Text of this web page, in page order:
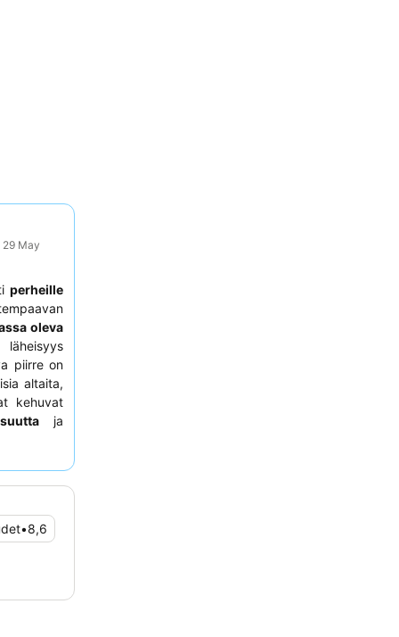
May
perheille
oleva
piirre on
altaita,
kehuvat
ja
•8,6